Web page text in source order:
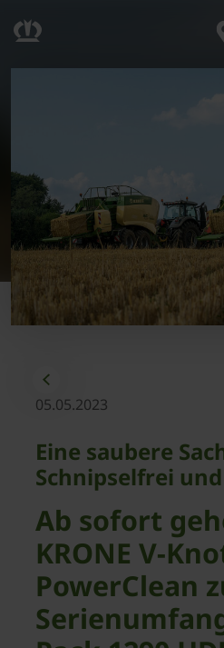
05.05.2023
Eine saubere
Schnipselfrei
Ab sofort
KRONE V-
PowerClean